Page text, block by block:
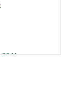
204);